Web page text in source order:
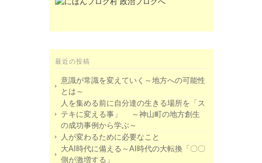
最近の投稿
意識が常識を変えていく～地方への可能性
とは～
人を集める前に自分達の生きる場所を「ス
テキに変える事」 ～神山町の地方創生
の成功事例から学ぶ～
人が変わるために必要なこと
大AI時代に備える～AI時代の大転換「〇〇
側が激増する」